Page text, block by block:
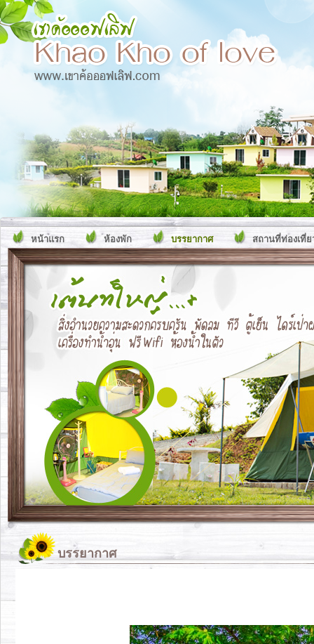
หน้าแรก ห้องพัก บรรยากาศ สถานที่ท่องเที่ย
บรรยากาศ